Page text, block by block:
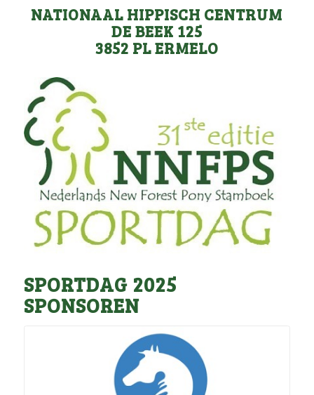
NATIONAAL HIPPISCH CENTRUM
DE BEEK 125
3852 PL ERMELO
SPORTDAG 2025
SPONSOREN